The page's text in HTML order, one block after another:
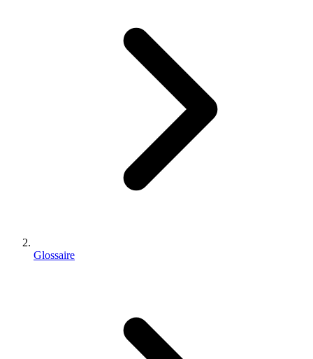
Glossaire